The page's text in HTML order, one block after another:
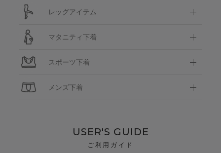
レッグアイテム
マタニティ下着
スポーツ下着
メンズ下着
USER'S GUIDE
ご利用ガイド